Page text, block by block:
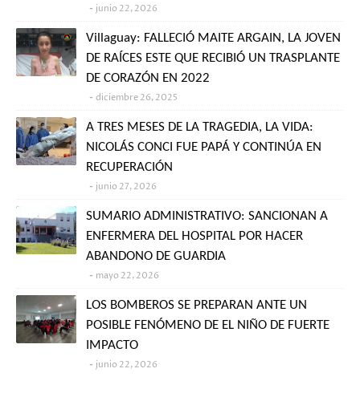
junio 22, 2026
Villaguay: FALLECIÓ MAITE ARGAIN, LA JOVEN
DE RAÍCES ESTE QUE RECIBIÓ UN TRASPLANTE
DE CORAZÓN EN 2022
diciembre 26, 2025
A TRES MESES DE LA TRAGEDIA, LA VIDA:
NICOLÁS CONCI FUE PAPÁ Y CONTINÚA EN
RECUPERACIÓN
junio 27, 2026
SUMARIO ADMINISTRATIVO: SANCIONAN A
ENFERMERA DEL HOSPITAL POR HACER
ABANDONO DE GUARDIA
mayo 22, 2026
LOS BOMBEROS SE PREPARAN ANTE UN
POSIBLE FENÓMENO DE EL NIÑO DE FUERTE
IMPACTO
junio 22, 2026